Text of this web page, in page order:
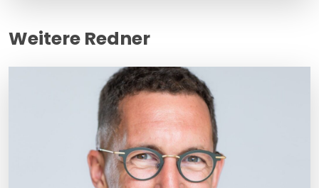
Weitere Redner